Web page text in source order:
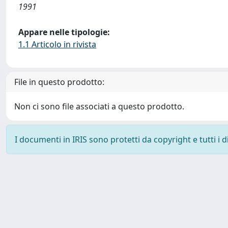
1991
Appare nelle tipologie:
1.1 Articolo in rivista
File in questo prodotto:
Non ci sono file associati a questo prodotto.
I documenti in IRIS sono protetti da copyright e tutti i